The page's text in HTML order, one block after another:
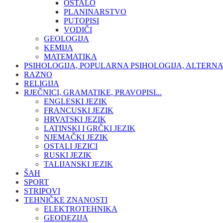
OSTALO
PLANINARSTVO
PUTOPISI
VODIČI
GEOLOGIJA
KEMIJA
MATEMATIKA
PSIHOLOGIJA, POPULARNA PSIHOLOGIJA,
RAZNO
RELIGIJA
RJEČNICI, GRAMATIKE, PRAVOPISI...
ENGLESKI JEZIK
FRANCUSKI JEZIK
HRVATSKI JEZIK
LATINSKI I GRČKI JEZIK
NJEMAČKI JEZIK
OSTALI JEZICI
RUSKI JEZIK
TALIJANSKI JEZIK
ŠAH
SPORT
STRIPOVI
TEHNIČKE ZNANOSTI
ELEKTROTEHNIKA
GEODEZIJA